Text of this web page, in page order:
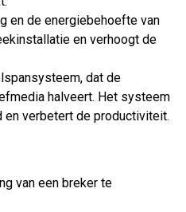
en de energiebehoefte van
en verhoogt de
dat de
halveert. Het systeem
verbetert de productiviteit.
van een breker te